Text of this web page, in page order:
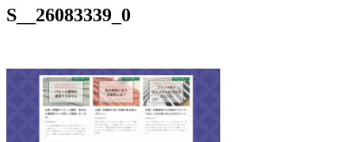
S__26083339_0